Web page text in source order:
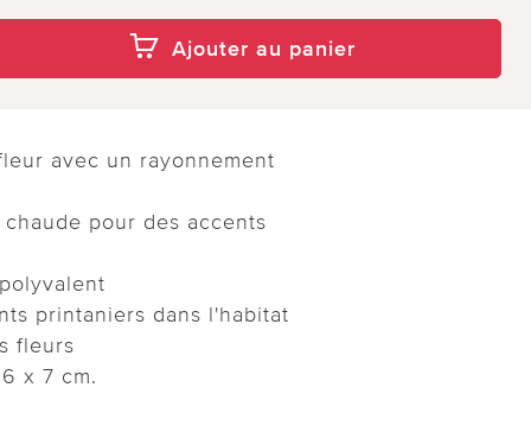
Ajouter au panier
avec un rayonnement
pour des accents
printaniers dans l'habitat
fleurs
x 7 cm.